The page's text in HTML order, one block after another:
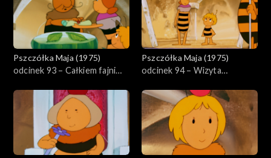
Pszczółka Maja (1975)
odcinek 93 – Całkiem fajni
Pszczółka Maja (1975)
odcinek 94 – Wizyta